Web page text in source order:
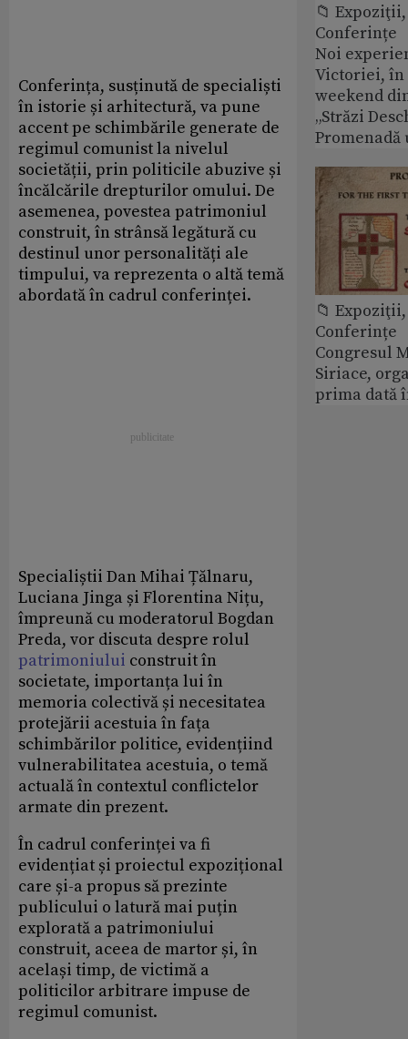
Conferința, susținută de specialiști
în istorie și arhitectură, va pune
accent pe schimbările generate de
regimul comunist la nivelul
societății, prin politicile abuzive și
încălcările drepturilor omului. De
asemenea, povestea patrimoniul
construit, în strânsă legătură cu
destinul unor personalități ale
timpului, va reprezenta o altă temă
abordată în cadrul conferinței.
Specialiștii Dan Mihai Țălnaru,
Luciana Jinga și Florentina Nițu,
împreună cu moderatorul Bogdan
Preda, vor discuta despre rolul
patrimoniului construit în
societate, importanța lui în
memoria colectivă și necesitatea
protejării acestuia în fața
schimbărilor politice, evidențiind
vulnerabilitatea acestuia, o temă
actuală în contextul conflictelor
armate din prezent.
În cadrul conferinței va fi
evidențiat și proiectul expozițional
care și-a propus să prezinte
publicului o latură mai puțin
explorată a patrimoniului
construit, aceea de martor și, în
același timp, de victimă a
politicilor arbitrare impuse de
regimul comunist.
📁
Conferințe
Noi
Victoriei,
weekend
„Străzi
Promenadă
📁
Conferințe
Congresul
Siriace,
prima dată